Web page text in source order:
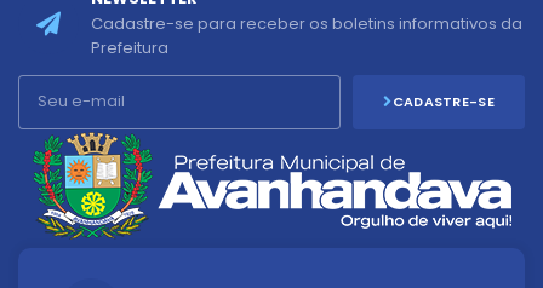
Cadastre-se para receber os boletins informativos da
Prefeitura
CADASTRE-SE